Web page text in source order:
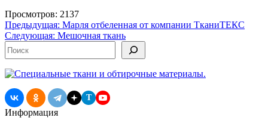
Просмотров: 2137
Навигация
по
записям
Предыдущая: Марля отбеленная от компании ТканиТЕКС
Следующая: Мешочная ткань
Поиск
T
Информация